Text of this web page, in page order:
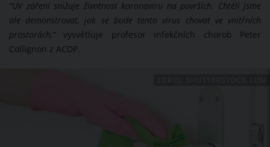
“UV záření snižuje životnost koronaviru na površích. Chtěli jsme
ale demonstrovat, jak se bude tento virus chovat ve vnitřních
prostorách,”vysvětluje profesor infekčních chorob Peter
Collignon z ACDP.